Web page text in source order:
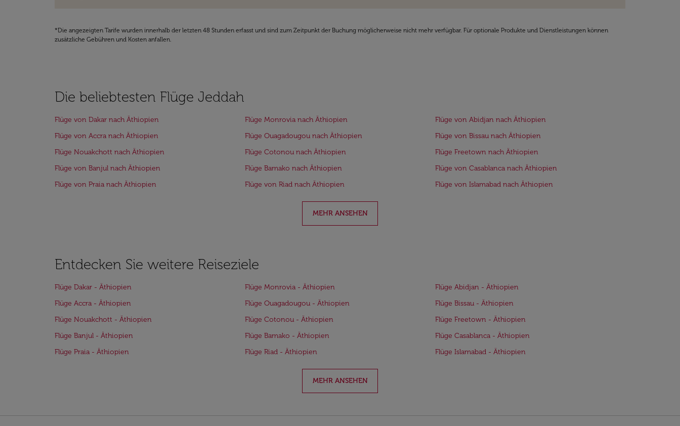
*Die angezeigten Tarife wurden innerhalb der letzten 48 Stunden erfasst und sind zum Zeitpunkt der Buchung möglicherweise nicht mehr verfügbar. Für optionale Produkte und Dienstleistungen können
zusätzliche Gebühren und Kosten anfallen.
Die beliebtesten Flüge Jeddah
Flüge von Dakar nach Äthiopien Flüge Monrovia nach Äthiopien
Flüge von Abidjan nach Äthiopien
Flüge von Accra nach Äthiopien
Flüge Ouagadougou nach Äthiopien
Flüge von Bissau nach Äthiopien
Flüge Nouakchott nach Äthiopien
Flüge Cotonou nach Äthiopien
Flüge Freetown nach Äthiopien
Flüge von Banjul nach Äthiopien
Flüge Bamako nach Äthiopien
Flüge von Casablanca nach Äthiopien
Flüge von Praia nach Äthiopien
Flüge von Riad nach Äthiopien Flüge von Islamabad nach Äthiopien
MEHR ANSEHEN
Entdecken Sie weitere Reiseziele
Flüge Dakar - Äthiopien Flüge Monrovia - Äthiopien
Flüge Abidjan - Äthiopien
Flüge Accra - Äthiopien
Flüge Ouagadougou - Äthiopien
Flüge Bissau - Äthiopien
Flüge Nouakchott - Äthiopien
Flüge Cotonou - Äthiopien
Flüge Freetown - Äthiopien
Flüge Banjul - Äthiopien
Flüge Bamako - Äthiopien
Flüge Casablanca - Äthiopien
Flüge Praia - Äthiopien
Flüge Riad - Äthiopien Flüge Islamabad - Äthiopien
MEHR ANSEHEN